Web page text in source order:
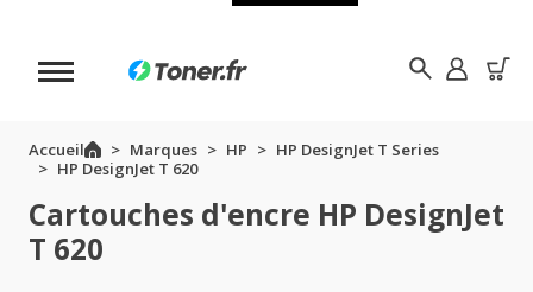
Accueil Marques HP
HP DesignJet T Series
HP DesignJet T 620
Cartouches d'encre HP DesignJet
T 620